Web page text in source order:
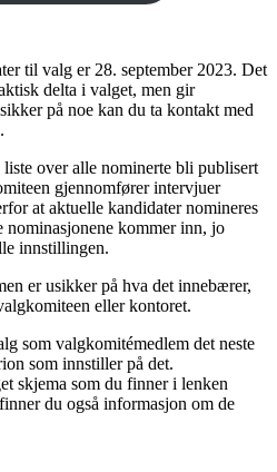
til valg er 28. september 2023. Det
delta i valget, men gir
på noe kan du ta kontakt med
over alle nominerte bli publisert
gjennomfører intervjuer
at aktuelle kandidater nomineres
nominasjonene kommer inn, jo
innstillingen.
er usikker på hva det innebærer,
eller kontoret.
som valgkomitémedlem det neste
som innstiller på det.
skjema som du finner i lenken
du også informasjon om de